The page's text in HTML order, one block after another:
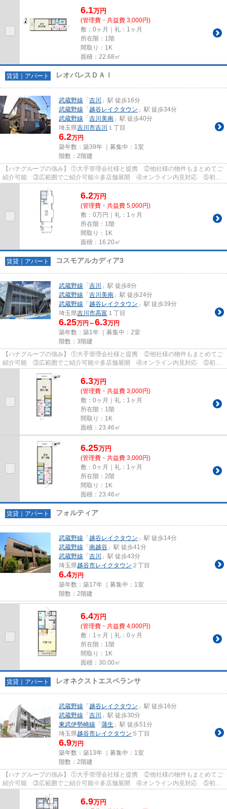
6.1万円
(管理費・共益費 3,000円)
敷：0ヶ月｜礼：1ヶ月
所在階：1階
間取り：1K
面積：22.68㎡
賃貸｜アパート レオパレスＤＡＩ
武蔵野線 「 吉川
」駅 徒歩16分
武蔵野線 「 越谷レイクタウン 」駅 徒歩34分
武蔵野線 「 吉川美南 」駅 徒歩40分
埼玉県吉川市吉川 １丁目
6.2万円
築年数：築39年 ｜募集中： 1室
階数：2階建
【ハナグループの強み】 ①大手管理会社様と提携 ②他社様の物件もまとめてご
紹介可能 ③広範囲でご紹介可能※多店舗展開 ④オンライン内見対応 ⑤初期
費用クレジット決済対応 【お部屋...
6.2万円
(管理費・共益費 5,000円)
敷：0万円｜礼：1ヶ月
所在階：1階
間取り：1K
面積：16.20㎡
賃貸｜アパート コスモアルカディア3
武蔵野線 「 吉川
」駅 徒歩8分
武蔵野線 「 吉川美南 」駅 徒歩24分
武蔵野線 「 越谷レイクタウン 」駅 徒歩39分
埼玉県吉川市高富 １丁目
6.25万円～6.3万円
築年数：築1年 ｜募集中： 2室
階数：3階建
【ハナグループの強み】 ①大手管理会社様と提携 ②他社様の物件もまとめてご
紹介可能 ③広範囲でご紹介可能※多店舗展開 ④オンライン内見対応 ⑤初期
6.3万円
(管理費・共益費 3,000円)
敷：0ヶ月｜礼：1ヶ月
所在階：1階
間取り：1K
面積：23.46㎡
6.25万円
(管理費・共益費 3,000円)
敷：0ヶ月｜礼：1ヶ月
所在階：2階
間取り：1K
面積：23.46㎡
賃貸｜アパート フォルティア
武蔵野線 「 越谷レイクタウン 」駅 徒歩14分
武蔵野線 「 南越谷 」駅 徒歩41分
武蔵野線 「 吉川
」駅 徒歩43分
埼玉県越谷市レイクタウン ２丁目
6.4万円
築年数：築17年 ｜募集中： 1室
階数：2階建
6.4万円
(管理費・共益費 4,000円)
敷：1ヶ月｜礼：0ヶ月
所在階：1階
間取り：1K
面積：30.00㎡
賃貸｜アパート レオネクストエスペランサ
武蔵野線 「 越谷レイクタウン 」駅 徒歩16分
武蔵野線 「 吉川
」駅 徒歩30分
東武伊勢崎線 「 蒲生 」駅 徒歩51分
埼玉県越谷市レイクタウン ５丁目
6.9万円
築年数：築13年 ｜募集中： 1室
階数：2階建
【ハナグループの強み】 ①大手管理会社様と提携 ②他社様の物件もまとめてご
紹介可能 ③広範囲でご紹介可能※多店舗展開 ④オンライン内見対応 ⑤初期
6.9万円